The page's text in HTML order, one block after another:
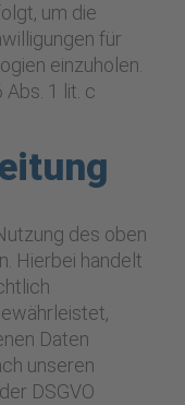
um die
für
einzuholen.
1 lit. c
des oben
Hierbei handelt
Daten
unseren
DSGVO